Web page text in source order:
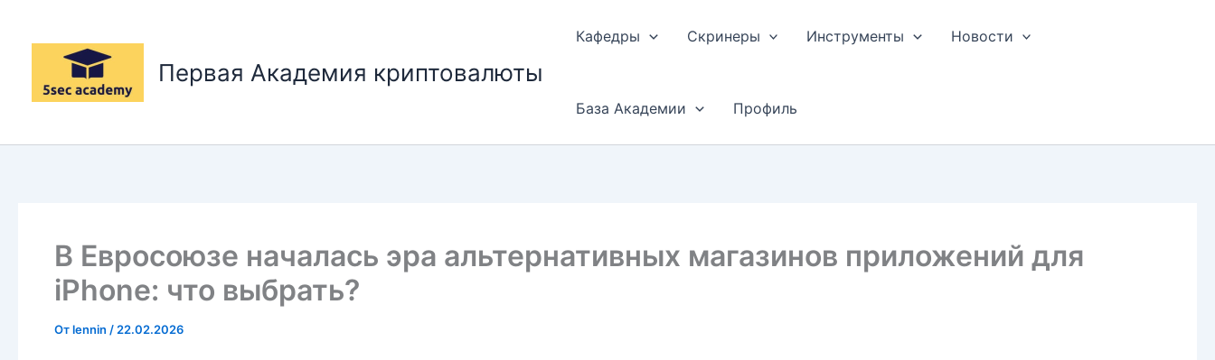
содержимому
Первая Академия криптовалюты
Кафедры Скринеры Инструменты Новости
База Академии Профиль
В Евросоюзе началась эра альтернативных магазинов приложений для
iPhone: что выбрать?
Отlennin / 22.02.2026